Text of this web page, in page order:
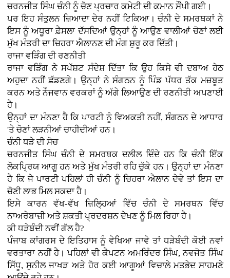
ਚਰਨਜੀਤ ਸਿੰਘ ਚੰਨੀ ਨੂੰ ਚੋਣ ਪ੍ਰਚਾਰ ਕਮੇਟੀ ਦੀ ਕਮਾਨ ਸੌਂਪੀ ਗਈ।
ਪਰ ਇਹ ਸੰਤੁਲਨ ਜ਼ਿਆਦਾ ਦੇਰ ਨਹੀਂ ਟਿਕਿਆ। ਚੰਨੀ ਦੇ ਸਮਰਥਕਾਂ ਨੇ
ਇਸ ਨੂੰ ਅਧੂਰਾ ਫ਼ੈਸਲਾ ਦੱਸਦਿਆਂ ਉਨ੍ਹਾਂ ਨੂੰ ਆਉਣ ਵਾਲੀਆਂ ਚੋਣਾਂ ਲਈ
ਮੁੱਖ ਮੰਤਰੀ ਦਾ ਚਿਹਰਾ ਐਲਾਨਣ ਦੀ ਮੰਗ ਸ਼ੁਰੂ ਕਰ ਦਿੱਤੀ।
ਰਾਜਾ ਵੜਿੰਗ ਦੀ ਰਣਨੀਤੀ
ਰਾਜਾ ਵੜਿੰਗ ਨੇ ਸਪੱਸ਼ਟ ਸੰਦੇਸ਼ ਦਿੱਤਾ ਕਿ ਉਹ ਕਿਸੇ ਵੀ ਦਬਾਅ ਹੇਠ
ਅਹੁਦਾ ਨਹੀਂ ਛੱਡਣਗੇ। ਉਨ੍ਹਾਂ ਨੇ ਸੰਗਠਨ ਨੂੰ ਪਿੰਡ ਪੱਧਰ ਤੱਕ ਮਜ਼ਬੂਤ
ਕਰਨ ਅਤੇ ਨੌਜਵਾਨ ਵਰਕਰਾਂ ਨੂੰ ਅੱਗੇ ਲਿਆਉਣ ਦੀ ਰਣਨੀਤੀ ਅਪਣਾਈ
ਹੈ।
ਉਨ੍ਹਾਂ ਦਾ ਮੰਨਣਾ ਹੈ ਕਿ ਪਾਰਟੀ ਨੂੰ ਵਿਅਕਤੀ ਨਹੀਂ, ਸੰਗਠਨ ਦੇ ਆਧਾਰ
'ਤੇ ਚੋਣਾਂ ਲੜਨੀਆਂ ਚਾਹੀਦੀਆਂ ਹਨ।
ਚੰਨੀ ਧੜੇ ਦੀ ਸੋਚ
ਚਰਨਜੀਤ ਸਿੰਘ ਚੰਨੀ ਦੇ ਸਮਰਥਕ ਦਲੀਲ ਦਿੰਦੇ ਹਨ ਕਿ ਚੰਨੀ ਇੱਕ
ਲੋਕਪ੍ਰਿਯ ਆਗੂ ਹਨ ਅਤੇ ਮੁੱਖ ਮੰਤਰੀ ਰਹਿ ਚੁੱਕੇ ਹਨ। ਉਨ੍ਹਾਂ ਦਾ ਮੰਨਣਾ
ਹੈ ਕਿ ਜੇ ਪਾਰਟੀ ਪਹਿਲਾਂ ਹੀ ਚੰਨੀ ਨੂੰ ਚਿਹਰਾ ਐਲਾਨ ਦੇਵੇ ਤਾਂ ਇਸ ਦਾ
ਚੋਣੀ ਲਾਭ ਮਿਲ ਸਕਦਾ ਹੈ।
ਇਸੇ ਕਾਰਨ ਵੱਖ-ਵੱਖ ਜ਼ਿਲ੍ਹਿਆਂ ਵਿੱਚ ਚੰਨੀ ਦੇ ਸਮਰਥਨ ਵਿੱਚ
ਨਾਅਰੇਬਾਜ਼ੀ ਅਤੇ ਸ਼ਕਤੀ ਪ੍ਰਦਰਸ਼ਨ ਦੇਖਣ ਨੂੰ ਮਿਲ ਰਿਹਾ ਹੈ।
ਕੀ ਧੜੇਬੰਦੀ ਨਵੀਂ ਗੱਲ ਹੈ?
ਪੰਜਾਬ ਕਾਂਗਰਸ ਦੇ ਇਤਿਹਾਸ ਨੂੰ ਵੇਖਿਆ ਜਾਵੇ ਤਾਂ ਧੜੇਬੰਦੀ ਕੋਈ ਨਵਾਂ
ਵਰਤਾਰਾ ਨਹੀਂ ਹੈ। ਪਹਿਲਾਂ ਵੀ ਕੈਪਟਨ ਅਮਰਿੰਦਰ ਸਿੰਘ, ਨਵਜੋਤ ਸਿੰਘ
ਸਿੱਧੂ, ਸੁਨੀਲ ਜਾਖੜ ਅਤੇ ਹੋਰ ਕਈ ਆਗੂਆਂ ਵਿਚਾਲੇ ਮਤਭੇਦ ਸਾਹਮਣੇ